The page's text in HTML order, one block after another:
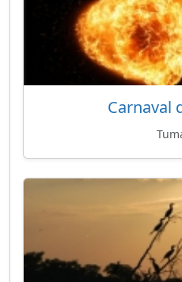
Carnaval